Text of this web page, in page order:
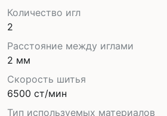
Количество игл
2
Расстояние между иглами
2 мм
Скорость шитья
6500 ст/мин
Тип используемых материалов